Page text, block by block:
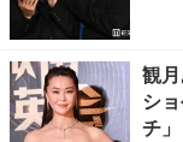
観
シ
チ